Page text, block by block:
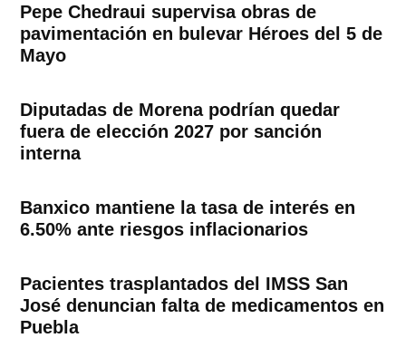
Pepe Chedraui supervisa obras de
pavimentación en bulevar Héroes del 5 de
Mayo
Diputadas de Morena podrían quedar
fuera de elección 2027 por sanción
interna
Banxico mantiene la tasa de interés en
6.50% ante riesgos inflacionarios
Pacientes trasplantados del IMSS San
José denuncian falta de medicamentos en
Puebla